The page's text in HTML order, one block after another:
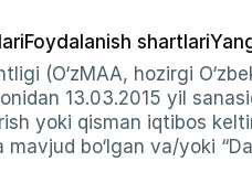
Foydalanish shartlari
(O‘zMAA, hozirgi
13.03.2015 yil
yoki qisman iqtibos
bo‘lgan va/yoki